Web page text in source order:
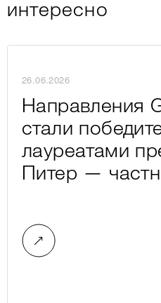
интересно
26.06.2026
Направления
стали
лауреатами
Питер —